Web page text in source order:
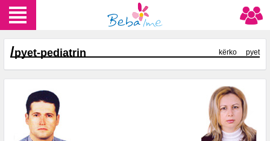
/pyet-pediatrin kërko pyet